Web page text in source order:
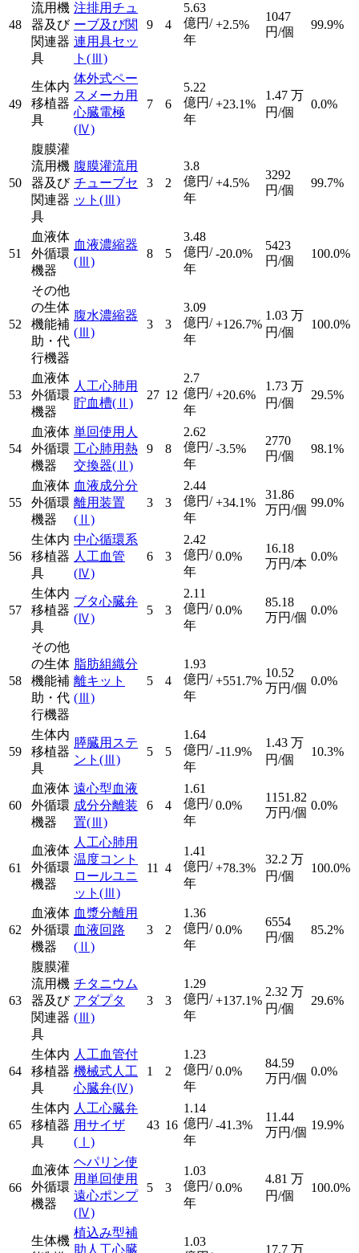
48
流用機
器及び
関連器
具
注排用チュ
ーブ及び関
連用具セッ
ト (Ⅲ)
9 4
5.63
億円/
年
+2.5%
1047
円/個
99.9%
49
生体内
移植器
具
体外式ペー
スメーカ用
心臓電極
(Ⅳ)
7 6
5.22
億円/
年
+23.1%
1.47 万
円/個
0.0%
50
腹膜灌
流用機
器及び
関連器
具
腹膜灌流用
チューブセ
ット (Ⅲ)
3 2
3.8
億円/
年
+4.5%
3292
円/個
99.7%
51
血液体
外循環
機器
血液濃縮器
(Ⅲ)
8 5
3.48
億円/
年
-20.0%
5423
円/個
100.0%
52
その他
の生体
機能補
助・代
行機器
腹水濃縮器
(Ⅲ)
3 3
3.09
億円/
年
+126.7%
1.03 万
円/個
100.0%
53
血液体
外循環
機器
人工心肺用
貯血槽(Ⅱ)
27 12
2.7
億円/
年
+20.6%
1.73 万
円/個
29.5%
54
血液体
外循環
機器
単回使用人
工心肺用熱
交換器(Ⅱ)
9 8
2.62
億円/
年
-3.5%
2770
円/個
98.1%
55
血液体
外循環
機器
血液成分分
離用装置
(Ⅱ)
3 3
2.44
億円/
年
+34.1%
31.86
万円/個
99.0%
56
生体内
移植器
具
中心循環系
人工血管
(Ⅳ)
6 3
2.42
億円/
年
0.0%
16.18
万円/本
0.0%
57
生体内
移植器
具
ブタ心臓弁
(Ⅳ)
5 3
2.11
億円/
年
0.0%
85.18
万円/個
0.0%
58
その他
の生体
機能補
助・代
行機器
脂肪組織分
離キット
(Ⅲ)
5 4
1.93
億円/
年
+551.7%
10.52
万円/個
0.0%
59
生体内
移植器
具
膵臓用ステ
ント (Ⅲ)
5 5
1.64
億円/
年
-11.9%
1.43 万
円/個
10.3%
60
血液体
外循環
機器
遠心型血液
成分分離装
置(Ⅲ)
6 4
1.61
億円/
年
0.0%
1151.82
万円/個
0.0%
61
血液体
外循環
機器
人工心肺用
温度コント
ロールユニ
ット (Ⅲ)
11 4
1.41
億円/
年
+78.3%
32.2 万
円/個
100.0%
62
血液体
外循環
機器
血漿分離用
血液回路
(Ⅱ)
3 2
1.36
億円/
年
0.0%
6554
円/個
85.2%
63
腹膜灌
流用機
器及び
関連器
具
チタニウム
アダプタ
(Ⅲ)
3 3
1.29
億円/
年
+137.1%
2.32 万
円/個
29.6%
64
生体内
移植器
具
人工血管付
機械式人工
心臓弁(Ⅳ)
1 2
1.23
億円/
年
0.0%
84.59
万円/個
0.0%
65
生体内
移植器
具
人工心臓弁
用サイザ
(Ⅰ)
43 16
1.14
億円/
年
-41.3%
11.44
万円/個
19.9%
66
血液体
外循環
機器
ヘパリン使
用単回使用
遠心ポンプ
(Ⅳ)
5 3
1.03
億円/
年
0.0%
4.81 万
円/個
100.0%
生体機
植込み型補
助人工心臓
1.03
17.7 万